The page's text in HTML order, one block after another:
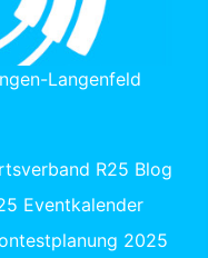
Langenfeld
R25 Blog
Eventkalender
2025